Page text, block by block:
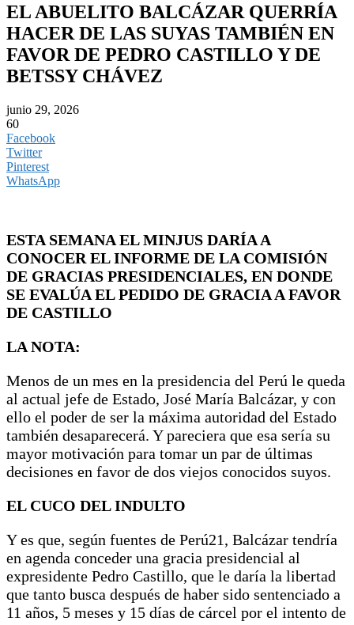
EL ABUELITO BALCÁZAR QUERRÍA
HACER DE LAS SUYAS TAMBIÉN EN
FAVOR DE PEDRO CASTILLO Y DE
BETSSY CHÁVEZ
junio 29, 2026
60
Facebook
Twitter
Pinterest
WhatsApp
ESTA SEMANA EL MINJUS DARÍA A
CONOCER EL INFORME DE LA COMISIÓN
DE GRACIAS PRESIDENCIALES, EN DONDE
SE EVALÚA EL PEDIDO DE GRACIA A FAVOR
DE CASTILLO
LA NOTA:
Menos de un mes en la presidencia del Perú le queda
al actual jefe de Estado, José María Balcázar, y con
ello el poder de ser la máxima autoridad del Estado
también desaparecerá. Y pareciera que esa sería su
mayor motivación para tomar un par de últimas
decisiones en favor de dos viejos conocidos suyos.
EL CUCO DEL INDULTO
Y es que, según fuentes de Perú21, Balcázar tendría
en agenda conceder una gracia presidencial al
expresidente Pedro Castillo, que le daría la libertad
que tanto busca después de haber sido sentenciado a
11 años, 5 meses y 15 días de cárcel por el intento de